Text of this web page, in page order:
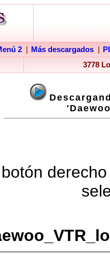
2 Más descargados
3778